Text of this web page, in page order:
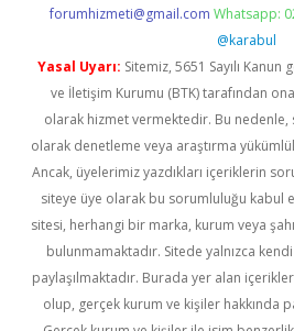
forumhizmeti@gmail.com Whatsapp:
@karabul
Yasal Uyarı: Sitemiz, 5651 Sayılı
ve İletişim Kurumu (BTK) tarafından
olarak hizmet vermektedir. Bu
olarak denetleme veya araştırma
Ancak, üyelerimiz yazdıkları içeriklerin
siteye üye olarak bu sorumluluğu kabul
sitesi, herhangi bir marka, kurum veya
bulunmamaktadır. Sitede yalnızca kendi
paylaşılmaktadır. Burada yer alan
olup, gerçek kurum ve kişiler hakkında